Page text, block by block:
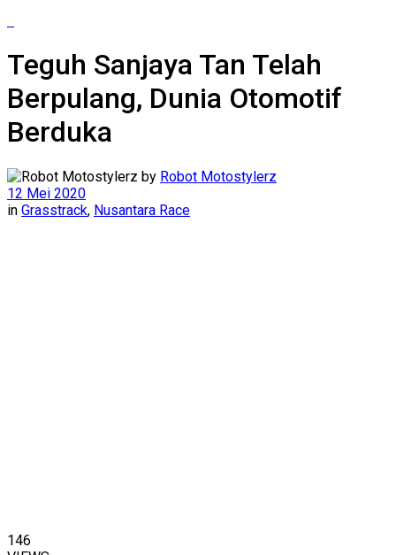
Teguh Sanjaya Tan Telah
Berpulang, Dunia Otomotif
Berduka
by Robot Motostylerz
12 Mei 2020
in Grasstrack, Nusantara Race
146